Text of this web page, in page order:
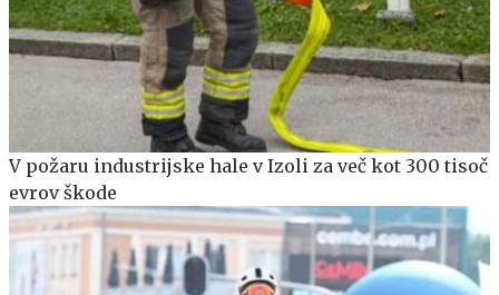
V požaru industrijske hale v Izoli za več kot 300 tisoč
evrov škode